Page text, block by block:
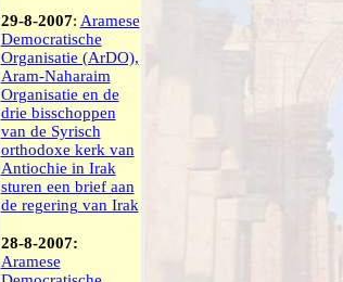
29-8-2007: Aramese
Democratische
Organisatie (ArDO),
Aram-Naharaim
Organisatie en de
drie bisschoppen
van de Syrisch
orthodoxe kerk van
Antiochie in Irak
sturen een brief aan
de regering van Irak
28-8-2007:
Aramese